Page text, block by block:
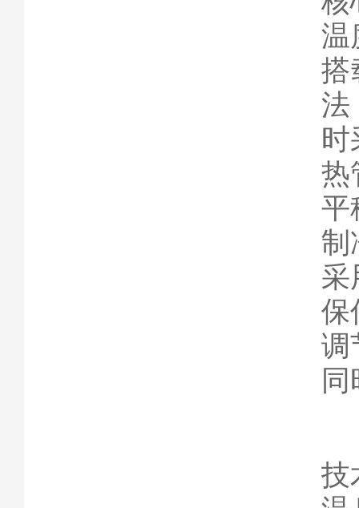
温
搭
法
时
热
平
制
采
保
调
技